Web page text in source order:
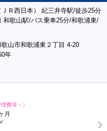
Ｒ西日本） 紀三井寺駅/徒歩25分
和歌山駅/バス乗車25分/和歌浦東/
山市和歌浦東２丁目 4-20
年
理費等－）
月